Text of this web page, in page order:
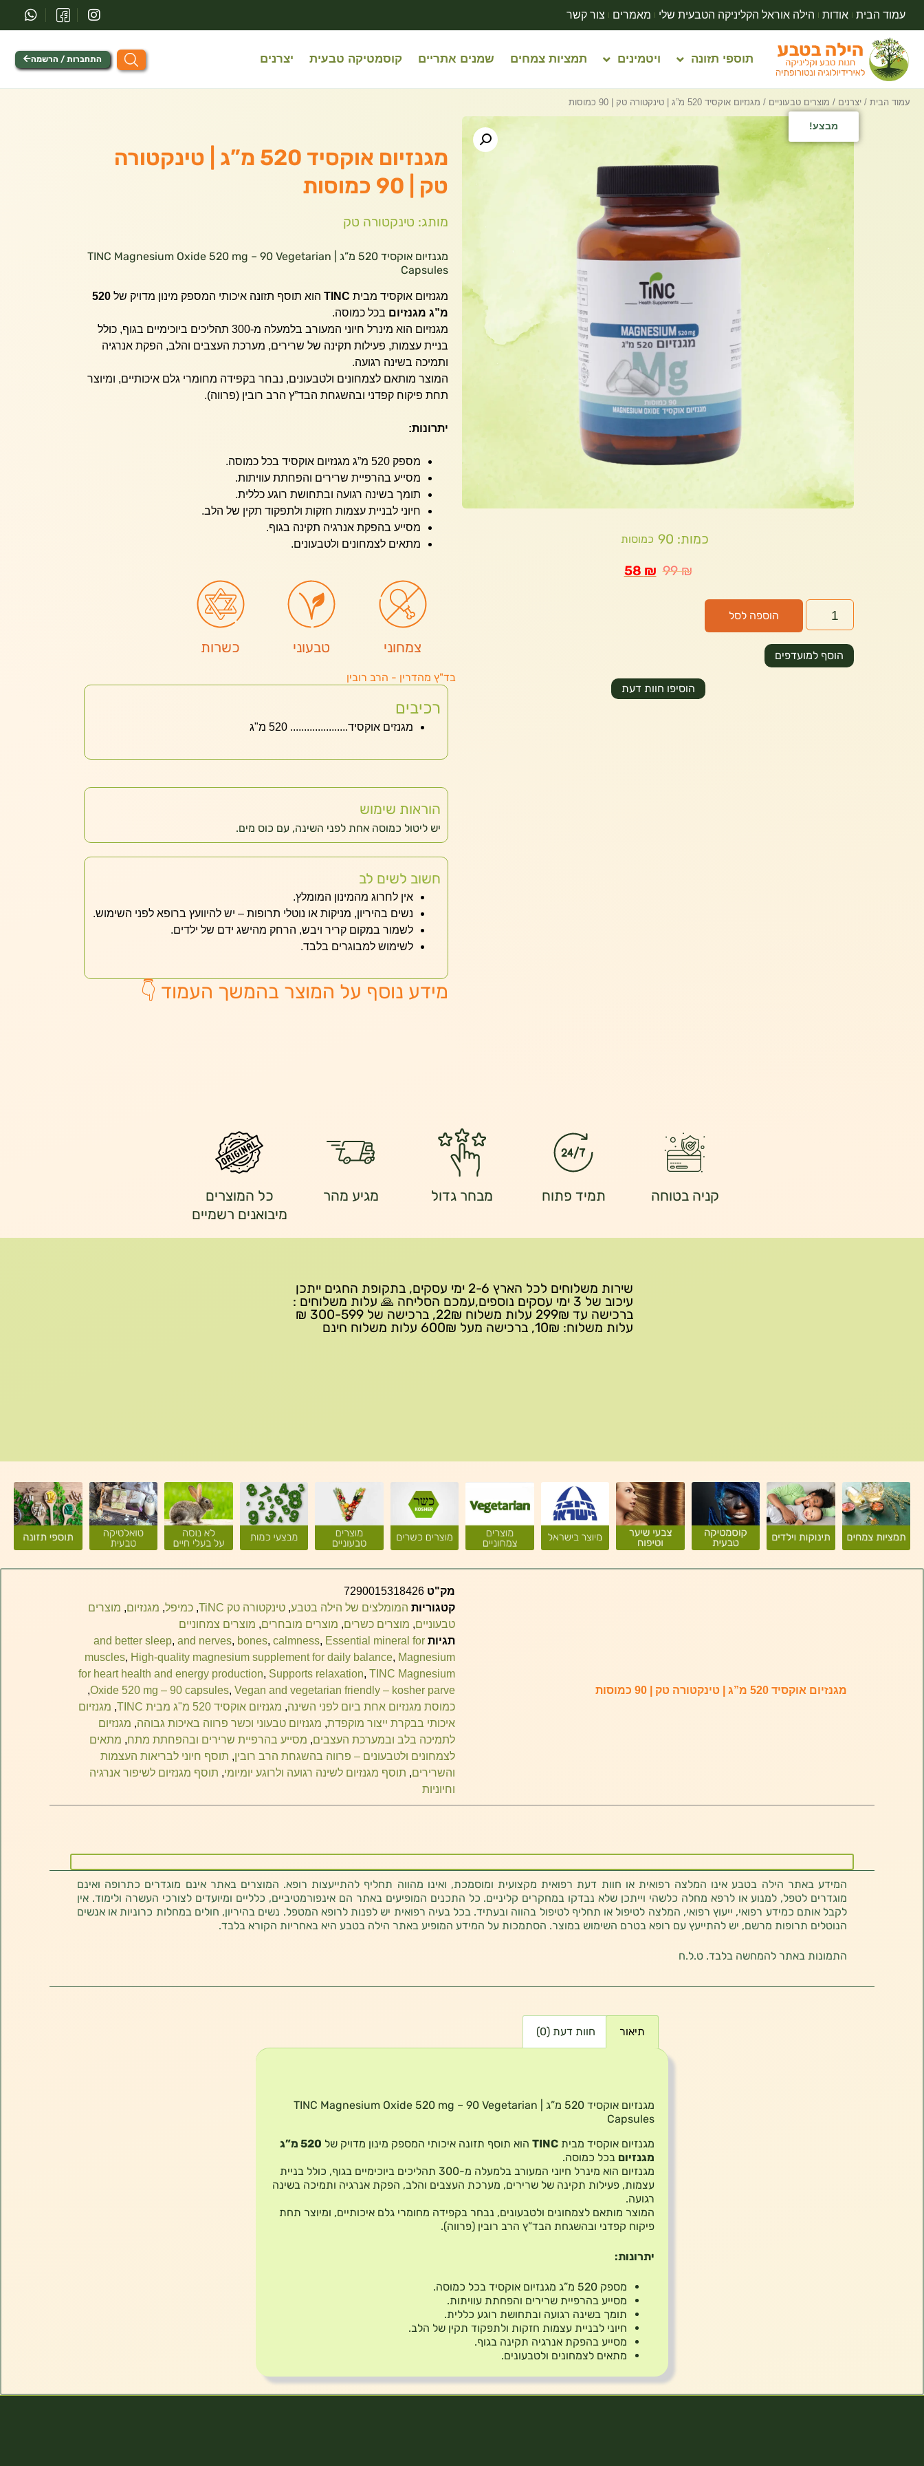
עמוד הבית אודות הילה אוראל הקליניקה הטבעית שלי מאמרים צור קשר
תוספי תזונה ויטמינים תמציות צמחים שמנים אתריים קוסמטיקה טבעית יצרנים התחברות / הרשמה
עמוד הבית / יצרנים / מוצרים טבעוניים / מגנזיום אוקסיד 520 מ”ג | טינקטורה טק | 90 כמוסות
מבצע!
כמות: 90 כמוסות
99₪
58 ₪
הוספה לסל
הוסיפו חוות דעת
הוסף למועדפים
מגנזיום אוקסיד 520 מ”ג | טינקטורה
טק | 90 כמוסות
מותג: טינקטורה טק
מגנזיום אוקסיד 520 מ”ג | TINC Magnesium Oxide 520 mg – 90 Vegetarian
Capsules
מגנזיום אוקסיד מבית TINC הוא תוסף תזונה איכותי המספק מינון מדויק של 520
מ”ג מגנזיום בכל כמוסה.
מגנזיום הוא מינרל חיוני המעורב בלמעלה מ-300 תהליכים ביוכימיים בגוף, כולל
בניית עצמות, פעילות תקינה של שרירים, מערכת העצבים והלב, הפקת אנרגיה
ותמיכה בשינה רגועה.
המוצר מותאם לצמחונים ולטבעונים, נבחר בקפידה מחומרי גלם איכותיים, ומיוצר
תחת פיקוח קפדני ובהשגחת הבד”ץ הרב רובין (פרווה).
יתרונות:
מספק 520 מ”ג מגנזיום אוקסיד בכל כמוסה.
מסייע בהרפיית שרירים והפחתת עוויתות.
תומך בשינה רגועה ובתחושת רוגע כללית.
חיוני לבניית עצמות חזקות ולתפקוד תקין של הלב.
מסייע בהפקת אנרגיה תקינה בגוף.
מתאים לצמחונים ולטבעונים.
צמחוני טבעוני כשרות
בד"ץ מהדרין - הרב רובין
רכיבים
מגנזים אוקסיד..................... 520 מ"ג
הוראות שימוש
יש ליטול כמוסה אחת לפני השינה, עם כוס מים.
חשוב לשים לב
אין לחרוג מהמינון המומלץ.
נשים בהיריון, מניקות או נוטלי תרופות – יש להיוועץ ברופא לפני השימוש.
לשמור במקום קריר ויבש, הרחק מהישג ידם של ילדים.
לשימוש למבוגרים בלבד.
מידע נוסף על המוצר בהמשך העמוד 👇
קניה בטוחה תמיד פתוח מבחר גדול מגיע מהר
כל המוצרים
מיבואנים רשמיים
שירות משלוחים לכל הארץ 2-6 ימי עסקים, בתקופת החגים ייתכן
עיכוב של 3 ימי עסקים נוספים,עמכם הסליחה 🙏 עלות משלוחים :
ברכישה עד 299₪ עלות משלוח 22₪, ברכישה של 300-599 ₪
עלות משלוח: 10₪, ברכישה מעל 600₪ עלות משלוח חינם
מגנזיום אוקסיד 520 מ”ג | טינקטורה טק | 90 כמוסות
מק"ט 7290015318426
קטגוריות המומלצים של הילה בטבע, טינקטורה טק TiNC , כמיפל, מגנזיום, מוצרים
טבעוניים, מוצרים כשרים, מוצרים מובחרים, מוצרים צמחוניים
תגיות
and better sleep, and nerves, bones, calmness, Essential mineral for
muscles, High-quality magnesium supplement for daily balance, Magnesium
for heart health and energy production, Supports relaxation, TINC Magnesium
Oxide 520 mg – 90 capsules, Vegan and vegetarian friendly – kosher parve
,
כמוסת מגנזיום אחת ביום לפני השינה, מגנזיום אוקסיד 520 מ"ג מבית TINC , מגנזיום
איכותי בבקרת ייצור מוקפדת, מגנזיום טבעוני וכשר פרווה באיכות גבוהה, מגנזיום
לתמיכה בלב ובמערכת העצבים, מסייע בהרפיית שרירים ובהפחתת מתח, מתאים
לצמחונים ולטבעונים – פרווה בהשגחת הרב רובין, תוסף חיוני לבריאות העצמות
והשרירים, תוסף מגנזיום לשינה רגועה ולרוגע יומיומי, תוסף מגנזיום לשיפור אנרגיה
וחיוניות
המידע באתר הילה בטבע אינו המלצה רפואית או חוות דעת רפואית מקצועית ומוסמכת, ואינו מהווה תחליף להתייעצות רופא. המוצרים באתר אינם מוגדרים כתרופה ואינם
מוגדרים לטפל, למנוע או לרפא מחלה כלשהי וייתכן שלא נבדקו במחקרים קליניים. כל התכנים המופיעים באתר הם אינפורמטיביים, כלליים ומיועדים לצורכי העשרה ולימוד. אין
לקבל אותם כמידע רפואי, ייעוץ רפואי, המלצה לטיפול או תחליף לטיפול בהווה ובעתיד. בכל בעיה רפואית יש לפנות לרופא המטפל. נשים בהיריון, חולים במחלות כרוניות או אנשים
הנוטלים תרופות מרשם, יש להתייעץ עם רופא בטרם השימוש במוצר. הסתמכות על המידע המופיע באתר הילה בטבע היא באחריות הקורא בלבד.
התמונות באתר להמחשה בלבד. ט.ל.ח
תיאור חוות דעת (0)
מגנזיום אוקסיד 520 מ”ג | TINC Magnesium Oxide 520 mg – 90 Vegetarian
Capsules
מגנזיום אוקסיד מבית TINC הוא תוסף תזונה איכותי המספק מינון מדויק של
520 מ”ג
מגנזיום בכל כמוסה.
מגנזיום הוא מינרל חיוני המעורב בלמעלה מ-300 תהליכים ביוכימיים בגוף, כולל בניית
עצמות, פעילות תקינה של שרירים, מערכת העצבים והלב, הפקת אנרגיה ותמיכה בשינה
רגועה.
המוצר מותאם לצמחונים ולטבעונים, נבחר בקפידה מחומרי גלם איכותיים, ומיוצר תחת
פיקוח קפדני ובהשגחת הבד”ץ הרב רובין (פרווה).
יתרונות:
מספק 520 מ”ג מגנזיום אוקסיד בכל כמוסה.
מסייע בהרפיית שרירים והפחתת עוויתות.
תומך בשינה רגועה ובתחושת רוגע כללית.
חיוני לבניית עצמות חזקות ולתפקוד תקין של הלב.
מסייע בהפקת אנרגיה תקינה בגוף.
מתאים לצמחונים ולטבעונים.